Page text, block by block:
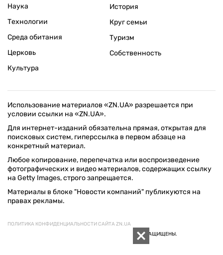
Наука
Технологии
Среда обитания
Церковь
Культура
История
Круг семьи
Туризм
Собственность
Использование материалов «ZN.UA» разрешается при
условии ссылки на «ZN.UA».
Для интернет-изданий обязательна прямая, открытая для
поисковых систем, гиперссылка в первом абзаце на
конкретный материал.
Любое копирование, перепечатка или воспроизведение
фотографических и видео материалов, содержащих ссылку
на Getty Images, строго запрещается.
Материалы в блоке "Новости компаний" публикуются на
правах рекламы.
ПОЛИТИКА КОНФИДЕНЦИАЛЬНОСТИ САЙТА ZN.UA
© 1994–2026 «ЗЕРКАЛО НЕДЕЛИ. УКРАИНА». ВСЕ ПРАВА ЗАЩИЩЕНЫ.